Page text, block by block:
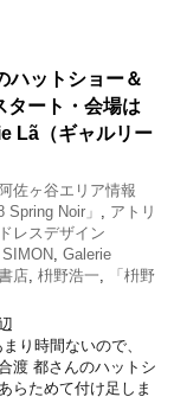
ハットショー＆
タート・会場は
Lã（ギャルリー
佐ヶ谷エリア情報
Spring Noir」
アトリ
ドレスデザイン
Galerie
店 枡野浩一
「枡野
り時間ないので、
渡 都さんのハットシ
らためて付け足しま